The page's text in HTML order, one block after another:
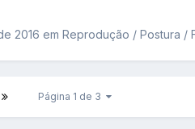
2016 em Reprodução / Postura /
Página 1 de 3